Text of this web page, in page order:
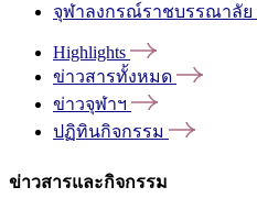
จุฬาลงกรณ์ราชบรรณาลัย
Highlights
ข่าวสารทั้งหมด
ข่าวจุฬาฯ
ปฏิทินกิจกรรม
ข่าวสารและกิจกรรม